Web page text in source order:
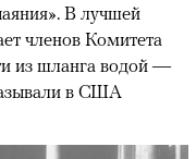
В лучшей
членов Комитета
из шланга водой —
в США